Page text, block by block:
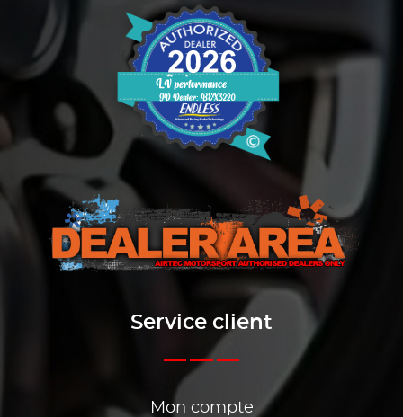
Service client
Mon compte